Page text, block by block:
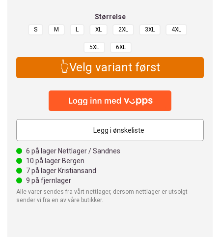
Størrelse
S M L XL 2XL 3XL 4XL
5XL 6XL
👆Velg variant først
Legg i ønskeliste
6 på lager Nettlager / Sandnes
10 på lager Bergen
7på lager Kristiansand
9 på fjernlager
Alle varer sendes fra vårt nettlager, dersom nettlager er utsolgt
sender vi fra en av våre butikker.